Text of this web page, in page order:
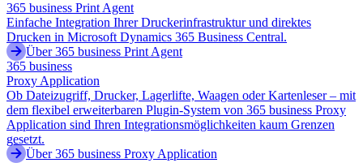
365 business Print Agent
Einfache Integration Ihrer Druckerinfrastruktur und direktes
Drucken in Microsoft Dynamics 365 Business Central.
Über 365 business Print Agent
365 business
Proxy Application
Ob Dateizugriff, Drucker, Lagerlifte, Waagen oder Kartenleser – mit
dem flexibel erweiterbaren Plugin-System von 365 business Proxy
Application sind Ihren Integrationsmöglichkeiten kaum Grenzen
gesetzt.
Über 365 business Proxy Application